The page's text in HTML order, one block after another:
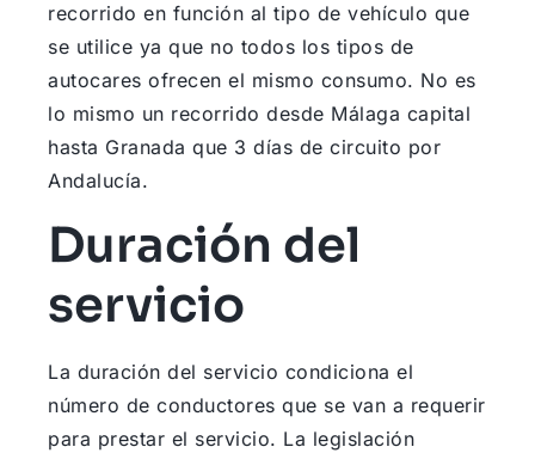
recorrido en función al tipo de vehículo que
se utilice ya que no todos los tipos de
autocares ofrecen el mismo consumo. No es
lo mismo un recorrido desde Málaga capital
hasta Granada que 3 días de circuito por
Andalucía.
Duración del
servicio
La duración del servicio condiciona el
número de conductores que se van a requerir
para prestar el servicio. La legislación